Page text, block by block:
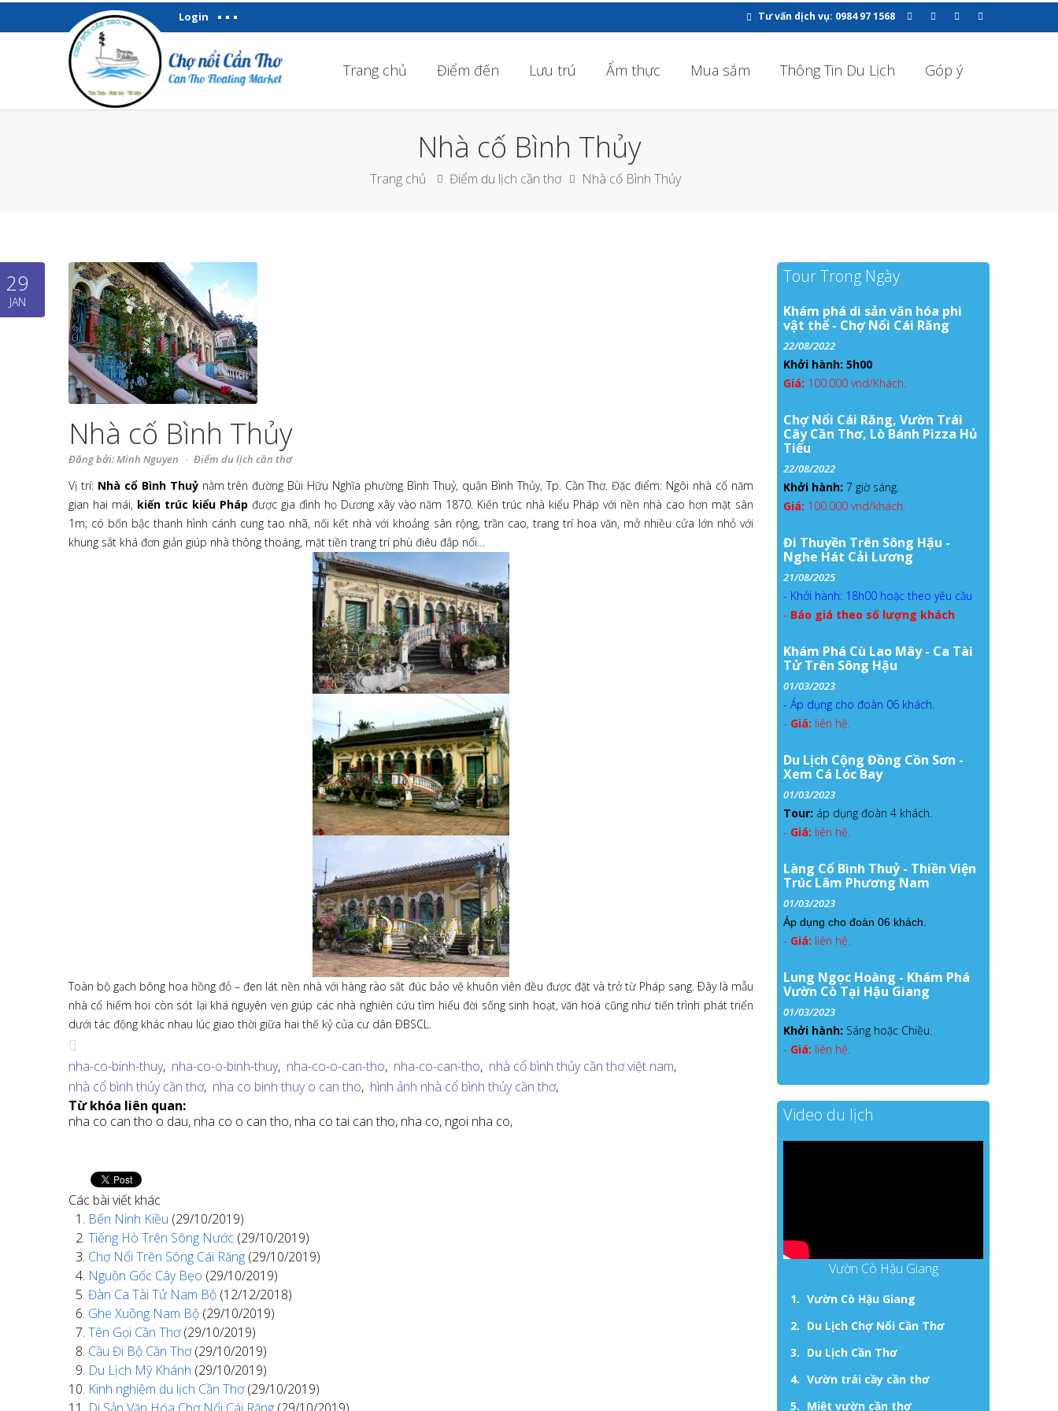
Login Tư vấn dịch vụ: 0984 97 1568
Trang chủ Điểm đến Lưu trú Ẩm thực Mua sắm Thông Tin Du Lịch Góp ý
Nhà cố Bình Thủy
Trang chủ Điểm du lịch cần thơ Nhà cố Bình Thủy
29
JAN
Nhà cố Bình Thủy
Đăng bởi: Minh Nguyen Điểm du lịch cần thơ
Vị trí: Nhà cổ Bình Thuỷ nằm trên đường Bùi Hữu Nghĩa phường Bình Thuỷ, quận Bình Thủy, Tp. Cần Thơ. Đặc điểm: Ngôi nhà cổ năm
gian hai mái, kiến trúc kiểu Pháp được gia đình họ Dương xây vào năm 1870. Kiến trúc nhà kiểu Pháp với nền nhà cao hơn mặt sân
1m; có bốn bậc thanh hình cánh cung tao nhã, nối kết nhà với khoảng sân rộng, trần cao, trang trí hoa văn, mở nhiều cửa lớn nhỏ với
khung sắt khá đơn giản giúp nhà thông thoáng, mặt tiền trang trí phù điêu đắp nổi…
Toàn bộ gạch bông hoa hồng đỏ – đen lát nền nhà với hàng rào sắt đúc bảo vệ khuôn viên đều được đặt và trở từ Pháp sang. Ðây là mẫu
nhà cổ hiếm hoi còn sót lại khá nguyên vẹn giúp các nhà nghiên cứu tìm hiểu đời sống sinh hoạt, văn hoá cũng như tiến trình phát triển
dưới tác động khác nhau lúc giao thời giữa hai thế kỷ của cư dân ÐBSCL.
nha-co-binh-thuy, nha-co-o-binh-thuy, nha-co-o-can-tho, nha-co-can-tho, nhà cổ bình thủy cần thơ việt nam,
nhà cổ bình thủy cần thơ, nha co binh thuy o can tho, hình ảnh nhà cổ bình thủy cần thơ,
Từ khóa liên quan:
nha co can tho o dau, nha co o can tho, nha co tai can tho, nha co, ngoi nha co,
Các bài viết khác
Bến Ninh Kiều (29/10/2019)
Tiếng Hò Trên Sông Nước (29/10/2019)
Chợ Nổi Trên Sông Cái Răng (29/10/2019)
Nguồn Gốc Cây Bẹo (29/10/2019)
Đàn Ca Tài Tử Nam Bộ (12/12/2018)
Ghe Xuồng Nam Bộ (29/10/2019)
Tên Gọi Cần Thơ(29/10/2019)
Cầu Đi Bộ Cần Thơ(29/10/2019)
Du Lịch Mỹ Khánh (29/10/2019)
Kinh nghiệm du lịch Cần Thơ(29/10/2019)
Di Sản Văn Hóa Chơ Nổi Cái Răng (29/10/2019)
Tour Trong Ngày
Khám phá di sản văn hóa phi
vật thể - Chợ Nổi Cái Răng
22/08/2022
Khởi hành: 5h00
Giá: 100.000 vnd/Khách.
Chợ Nổi Cái Răng, Vườn Trái
Cây Cần Thơ, Lò Bánh Pizza Hủ
Tiếu
22/08/2022
Khởi hành: 7 giờ sáng.
Giá: 100.000 vnd/khách.
Đi Thuyền Trên Sông Hậu -
Nghe Hát Cải Lương
21/08/2025
- Khởi hành: 18h00 hoặc theo yêu cầu
- Báo giá theo số lượng khách
Khám Phá Cù Lao Mây - Ca Tài
Tử Trên Sông Hậu
01/03/2023
- Áp dụng cho đoàn 06 khách.
- Giá: liên hệ.
Du Lịch Cộng Đồng Cồn Sơn -
Xem Cá Lóc Bay
01/03/2023
Tour: áp dụng đoàn 4 khách.
- Giá: liên hệ.
Làng Cổ Bình Thuỷ - Thiền Viện
Trúc Lâm Phương Nam
01/03/2023
Áp dụng cho đoàn 06 khách.
- Giá: liên hệ.
Lung Ngọc Hoàng - Khám Phá
Vườn Cò Tại Hậu Giang
01/03/2023
Khởi hành: Sáng hoặc Chiều.
- Giá: liên hệ.
Video du lịch
Vườn Cò Hậu Giang
Vườn Cò Hậu Giang
Du Lịch Chợ Nổi Cần Thơ
Du Lịch Cần Thơ
Vườn trái cầy cần thơ
Miệt vườn cần thơ